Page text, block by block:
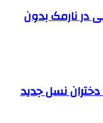
در نارمک بدون
نسل جدید